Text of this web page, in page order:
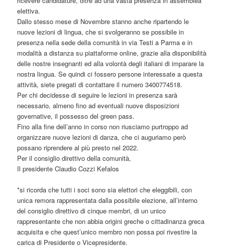
elettiva.
Dallo stesso mese di Novembre stanno anche ripartendo le
nuove lezioni di lingua, che si svolgeranno se possibile in
presenza nella sede della comunità in via Testi a Parma e in
modalità a distanza su piattaforme online, grazie alla disponibilità
delle nostre insegnanti ed alla volontà degli italiani di imparare la
nostra lingua. Se quindi ci fossero persone interessate a questa
attività, siete pregati di contattare il numero 3400774518.
Per chi decidesse di seguire le lezioni in presenza sarà
necessario, almeno fino ad eventuali nuove disposizioni
governative, il possesso del green pass.
Fino alla fine dell’anno in corso non riusciamo purtroppo ad
organizzare nuove lezioni di danza, che ci auguriamo però
possano riprendere al più presto nel 2022.
Per il consiglio direttivo della comunità,
Il presidente Claudio Cozzi Kefalos
*si ricorda che tutti i soci sono sia elettori che eleggibili, con
unica remora rappresentata dalla possibile elezione, all’interno
del consiglio direttivo di cinque membri, di un unico
rappresentante che non abbia origini greche o cittadinanza greca
acquisita e che quest’unico membro non possa poi rivestire la
carica di Presidente o Vicepresidente.